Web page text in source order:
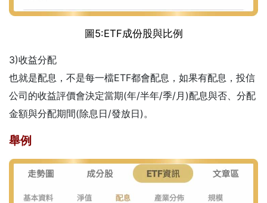
圖5:ETF成份股與比例
3)收益分配
也就是配息，不是每一檔ETF都會配息，如果有配息，投信
公司的收益評價會決定當期(年/半年/季/月)配息與否、 分配
金額與分配期間(除息日/發放日)。
舉例